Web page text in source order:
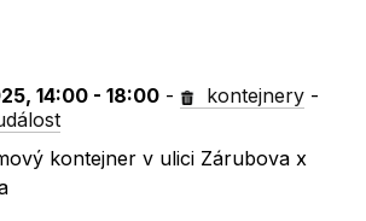
14:00 - 18:00 - kontejnery -
kontejner v ulici Zárubova x